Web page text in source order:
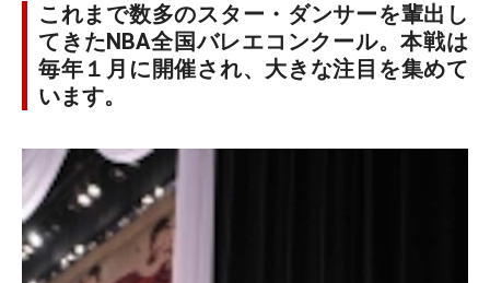
これまで数多のスター・ダンサーを輩出し
てきたNBA全国バレエコンクール。本戦は
毎年１月に開催され、大きな注目を集めて
います。